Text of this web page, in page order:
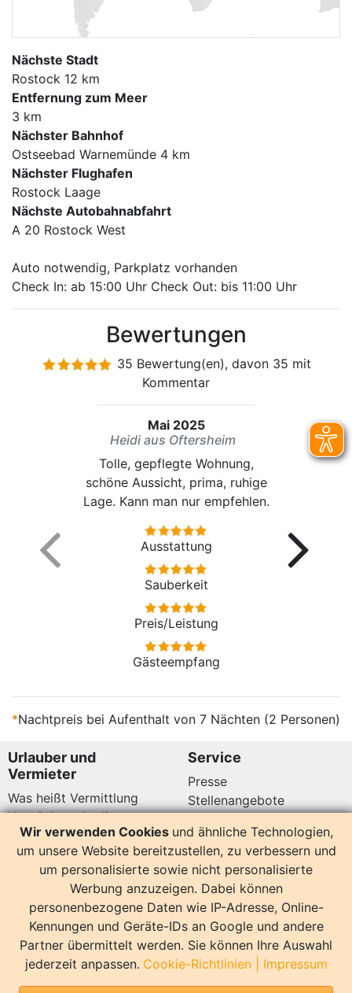
Nächste Stadt
Rostock 12 km
Entfernung zum Meer
3 km
Nächster Bahnhof
Ostseebad Warnemünde 4 km
Nächster Flughafen
Rostock Laage
Nächste Autobahnabfahrt
A 20 Rostock West
Auto notwendig, Parkplatz vorhanden
Check In: ab 15:00 Uhr Check Out: bis 11:00 Uhr
Bewertungen
35 Bewertung(en), davon 35 mit
Kommentar
Mai 2025
Heidi aus Oftersheim
Tolle, gepflegte Wohnung,
schöne Aussicht, prima, ruhige
Lage. Kann man nur empfehlen.
Ausstattung
Sauberkeit
Preis/Leistung
Gästeempfang
*Nachtpreis bei Aufenthalt von 7 Nächten (2 Personen)
Urlauber und
Vermieter
Was heißt Vermittlung
Vermittlungsbedingungen
Datenschutz
Service
Presse
Stellenangebote
Kundenbewertungen
14179 Bewertungen
Hier sind wir auch
Wir verwenden Cookies und ähnliche Technologien,
um unsere Website bereitzustellen, zu verbessern und
um personalisierte sowie nicht personalisierte
Werbung anzuzeigen. Dabei können
personenbezogene Daten wie IP-Adresse, Online-
Kennungen und Geräte-IDs an Google und andere
Partner übermittelt werden. Sie können Ihre Auswahl
jederzeit anpassen. Cookie-Richtlinien| Impressum